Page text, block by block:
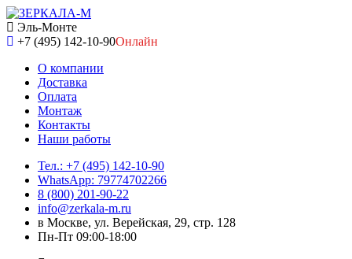
Эль-Монте
+7 (495) 142-10-90Онлайн
О компании
Доставка
Оплата
Монтаж
Контакты
Наши работы
Тел.: +7 (495) 142-10-90
WhatsApp: 79774702266
8 (800) 201-90-22
info@zerkala-m.ru
в Москве, ул. Верейская, 29, стр. 128
Пн-Пт 09:00-18:00